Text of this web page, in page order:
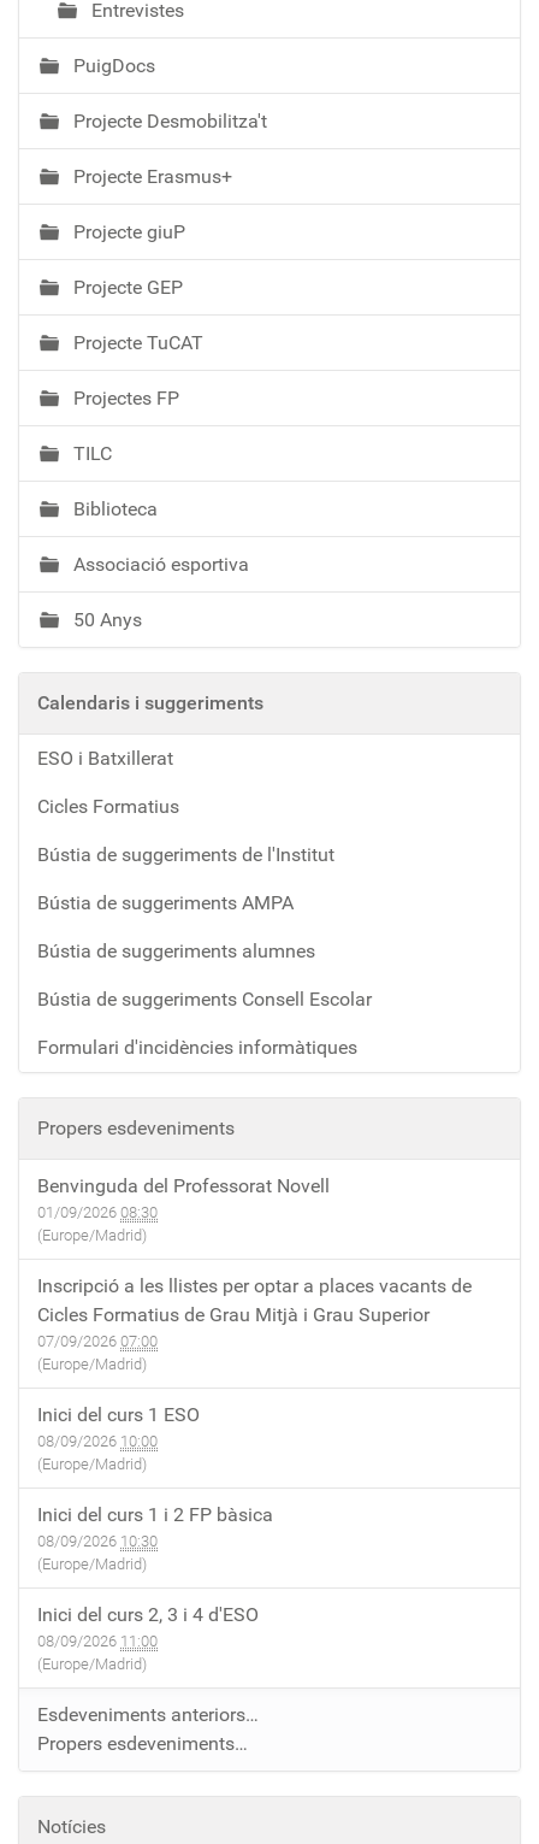
Entrevistes
PuigDocs
Projecte Desmobilitza't
Projecte Erasmus+
Projecte giuP
Projecte GEP
Projecte TuCAT
Projectes FP
TILC
Biblioteca
Associació esportiva
50 Anys
Calendaris i suggeriments
ESO i Batxillerat
Cicles Formatius
Bústia de suggeriments de l'Institut
Bústia de suggeriments AMPA
Bústia de suggeriments alumnes
Bústia de suggeriments Consell Escolar
Formulari d'incidències informàtiques
Propers esdeveniments
Benvinguda del Professorat Novell
01/09/2026 08:30
(Europe/Madrid)
Inscripció a les llistes per optar a places vacants de
Cicles Formatius de Grau Mitjà i Grau Superior
07/09/2026 07:00
(Europe/Madrid)
Inici del curs 1 ESO
08/09/2026 10:00
(Europe/Madrid)
Inici del curs 1 i 2 FP bàsica
08/09/2026 10:30
(Europe/Madrid)
Inici del curs 2, 3 i 4 d'ESO
08/09/2026 11:00
(Europe/Madrid)
Esdeveniments anteriors…
Propers esdeveniments…
Notícies